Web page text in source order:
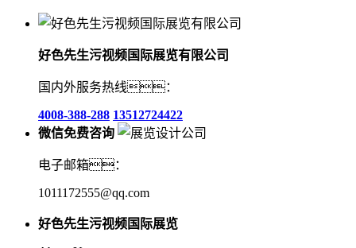
好色先生污视频国际展览有限公司
国内外服务热线：
4008-388-288 13512724422
微信免费咨询
电子邮箱：
1011172555@qq.com
好色先生污视频国际展览